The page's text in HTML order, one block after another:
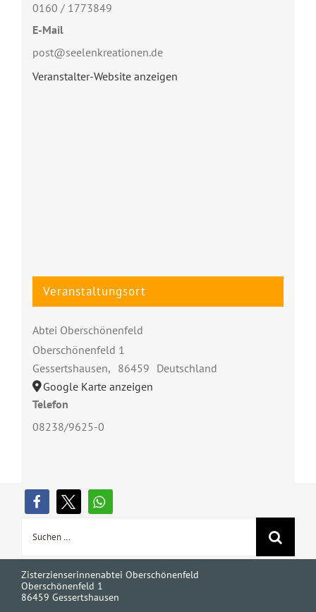
0160 / 1773849
E-Mail
post@seelenkreationen.de
Veranstalter-Website anzeigen
Veranstaltungsort
Abtei Oberschönenfeld
Oberschönenfeld 1
Gessertshausen, 86459 Deutschland
Google Karte anzeigen
Telefon
08238/9625-0
Zisterzienserinnenabtei Oberschönenfeld
Oberschönenfeld 1
86459 Gessertshausen